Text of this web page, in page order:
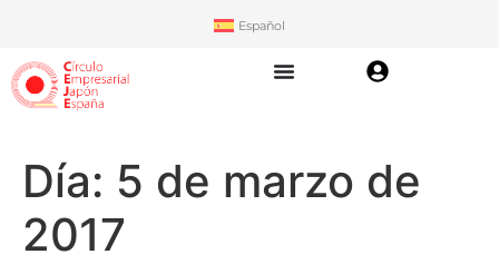
Español
Día: 5 de marzo de
2017